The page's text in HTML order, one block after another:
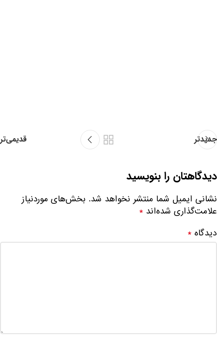
جدیدتر قدیمی‌تر
دیدگاهتان را بنویسید
نشانی ایمیل شما منتشر نخواهد شد. بخش‌های موردنیاز
علامت‌گذاری شده‌اند *
دیدگاه *